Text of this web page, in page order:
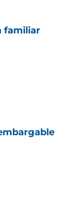
familiar